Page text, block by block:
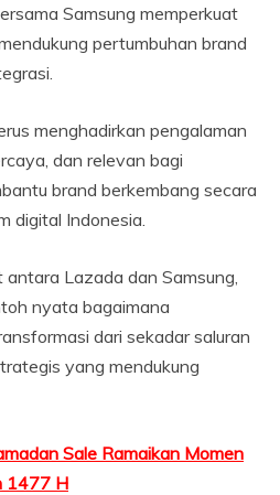
Samsung memperkuat
pertumbuhan brand
menghadirkan pengalaman
dan relevan bagi
brand berkembang secara
digital Indonesia.
Lazada dan Samsung,
nyata bagaimana
dari sekadar saluran
yang mendukung
Sale Ramaikan Momen
1477 H